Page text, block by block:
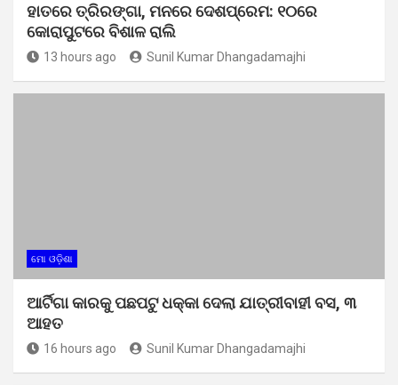
ହାତରେ ତ୍ରିରଙ୍ଗା, ମନରେ ଦେଶପ୍ରେମ: ୧୦ରେ
କୋରାପୁଟରେ ବିଶାଳ ରାଲି
13 hours ago Sunil Kumar Dhangadamajhi
ମୋ ଓଡ଼ିଶା
ଆର୍ଟିଗା କାରକୁ ପଛପଟୁ ଧକ୍କା ଦେଲା ଯାତ୍ରୀବାହୀ ବସ, ୩
ଆହତ
16 hours ago Sunil Kumar Dhangadamajhi